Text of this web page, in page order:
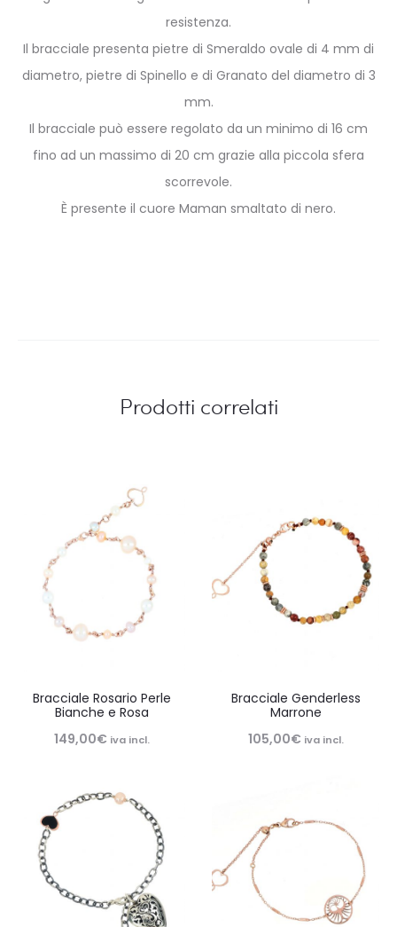
resistenza.
Il bracciale presenta pietre di Smeraldo ovale di 4 mm di
diametro, pietre di Spinello e di Granato del diametro di 3
mm.
Il bracciale può essere regolato da un minimo di 16 cm
fino ad un massimo di 20 cm grazie alla piccola sfera
scorrevole.
È presente il cuore Maman smaltato di nero.
Prodotti correlati
Bracciale Rosario Perle
Bianche e Rosa
149,00€ iva incl.
Bracciale Genderless
Marrone
105,00€ iva incl.